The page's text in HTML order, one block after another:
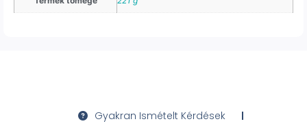
Gyakran Ismételt Kérdések